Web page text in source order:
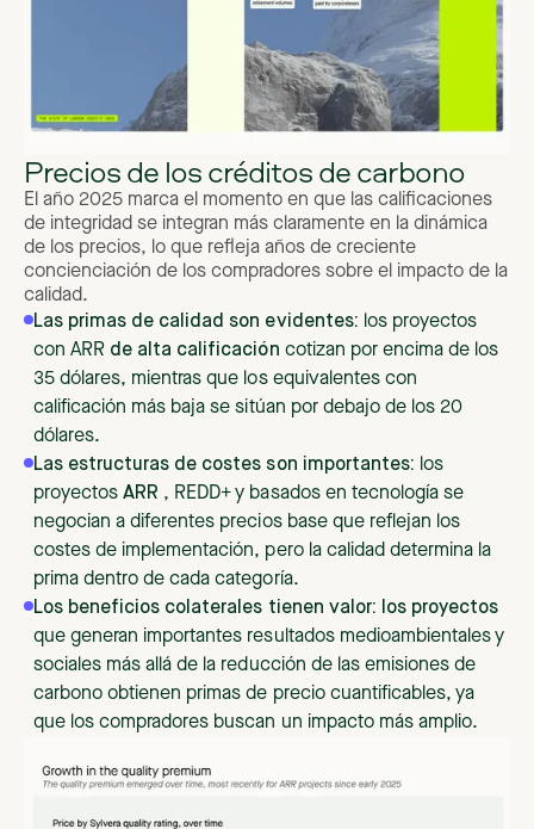
Precios de los créditos de carbono
El año 2025 marca el momento en que las calificaciones
de integridad se integran más claramente en la dinámica
de los precios, lo que refleja años de creciente
concienciación de los compradores sobre el impacto de la
calidad.
Las primas de calidad son evidentes: los proyectos
con ARR de alta calificación cotizan por encima de los
35 dólares, mientras que los equivalentes con
calificación más baja se sitúan por debajo de los 20
dólares.
Las estructuras de costes son importantes: los
proyectosARR , REDD+ y basados en tecnología se
negocian a diferentes precios base que reflejan los
costes de implementación, pero la calidad determina la
prima dentro de cada categoría.
Los beneficios colaterales tienen valor: los proyectos
que generan importantes resultados medioambientales y
sociales más allá de la reducción de las emisiones de
carbono obtienen primas de precio cuantificables, ya
que los compradores buscan un impacto más amplio.